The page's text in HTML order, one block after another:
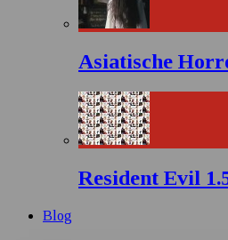
Asiatische
Resident Evil
Blog